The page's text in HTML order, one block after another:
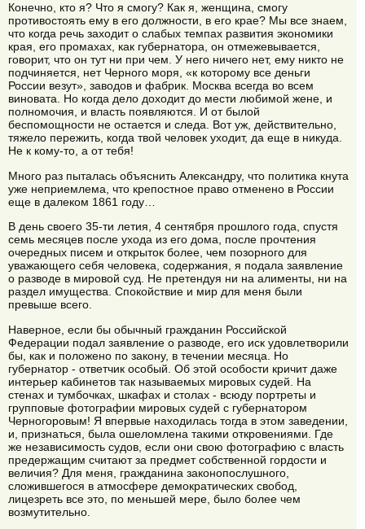
Конечно, кто я? Что я смогу? Как я, женщина, смогу
противостоять ему в его должности, в его крае? Мы все знаем,
что когда речь заходит о слабых темпах развития экономики
края, его промахах, как губернатора, он отмежевывается,
говорит, что он тут ни при чем. У него ничего нет, ему никто не
подчиняется, нет Черного моря, «к которому все деньги
России везут», заводов и фабрик. Москва всегда во всем
виновата. Но когда дело доходит до мести любимой жене, и
полномочия, и власть появляются. И от былой
беспомощности не остается и следа. Вот уж, действительно,
тяжело пережить, когда твой человек уходит, да еще в никуда.
Не к кому-то, а от тебя!
Много раз пыталась объяснить Александру, что политика кнута
уже неприемлема, что крепостное право отменено в России
еще в далеком 1861 году…
В день своего 35-ти летия, 4 сентября прошлого года, спустя
семь месяцев после ухода из его дома, после прочтения
очередных писем и открыток более, чем позорного для
уважающего себя человека, содержания, я подала заявление
о разводе в мировой суд. Не претендуя ни на алименты, ни на
раздел имущества. Спокойствие и мир для меня были
превыше всего.
Наверное, если бы обычный гражданин Российской
Федерации подал заявление о разводе, его иск удовлетворили
бы, как и положено по закону, в течении месяца. Но
губернатор - ответчик особый. Об этой особости кричит даже
интерьер кабинетов так называемых мировых судей. На
стенах и тумбочках, шкафах и столах - всюду портреты и
групповые фотографии мировых судей с губернатором
Черногоровым! Я впервые находилась тогда в этом заведении,
и, признаться, была ошеломлена такими откровениями. Где
же независимость судов, если они свою фотографию с власть
предержащим считают за предмет собственной гордости и
величия? Для меня, гражданина законопослушного,
сложившегося в атмосфере демократических свобод,
лицезреть все это, по меньшей мере, было более чем
возмутительно.